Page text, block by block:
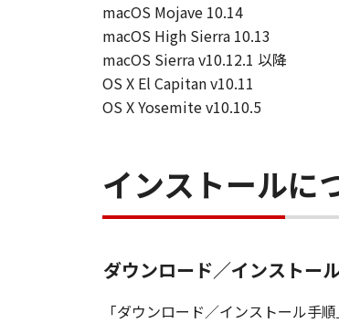
macOS Mojave 10.14
macOS High Sierra 10.13
macOS Sierra v10.12.1 以降
OS X El Capitan v10.11
OS X Yosemite v10.10.5
インストールに
ダウンロード／インストー
「ダウンロード／インストール手順